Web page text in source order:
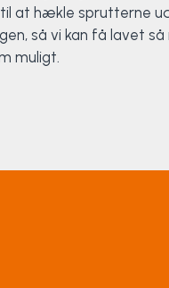
at hækle sprutterne
så vi kan få lavet
muligt.
Livredning